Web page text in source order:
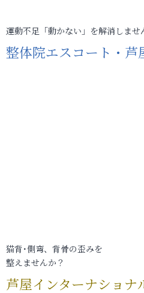
運動不足「動かない」を解消しませ
整体院エスコート・芦
猫背･側弯、背骨の歪みを
整えませんか？
芦屋インターナショナ